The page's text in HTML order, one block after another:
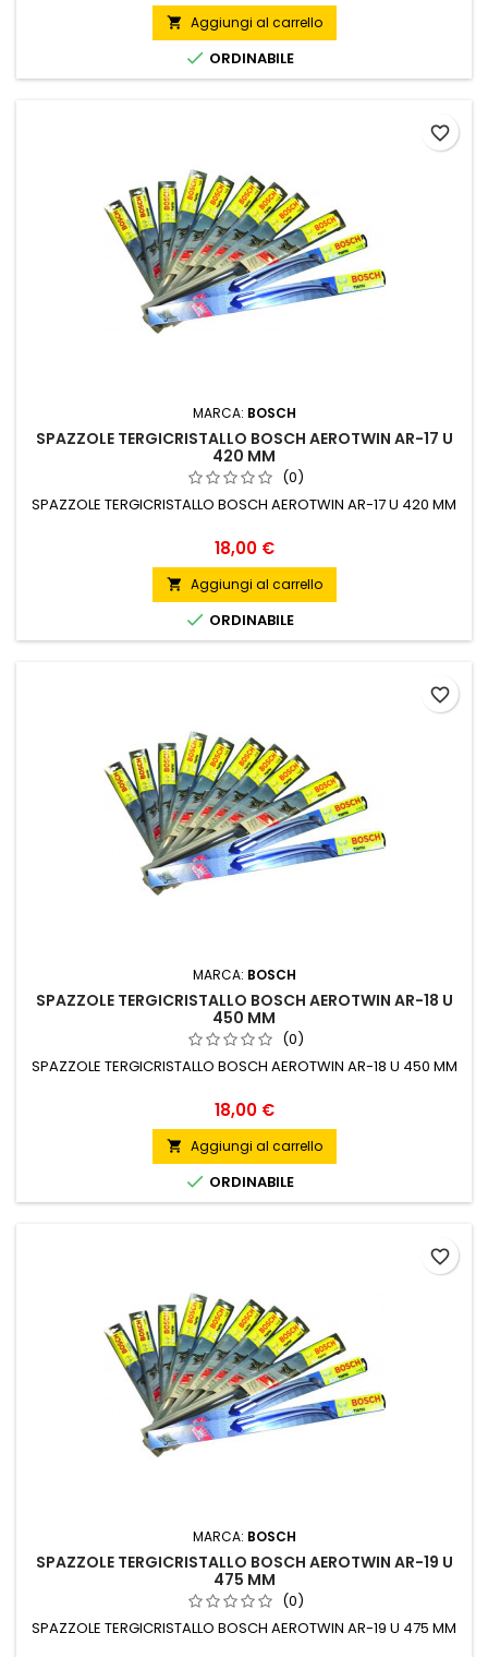
 Aggiungi al carrello
 ORDINABILE
MARCA: BOSCH
SPAZZOLE TERGICRISTALLO BOSCH AEROTWIN AR-17 U
420 MM
(0)
SPAZZOLE TERGICRISTALLO BOSCH AEROTWIN AR-17 U 420 MM
Prezzo
18,00 €
 Aggiungi al carrello
 ORDINABILE
favorite_border
MARCA: BOSCH
SPAZZOLE TERGICRISTALLO BOSCH AEROTWIN AR-18 U
450 MM
(0)
SPAZZOLE TERGICRISTALLO BOSCH AEROTWIN AR-18 U 450 MM
Prezzo
18,00 €
 Aggiungi al carrello
 ORDINABILE
favorite_border
MARCA: BOSCH
SPAZZOLE TERGICRISTALLO BOSCH AEROTWIN AR-19 U
475 MM
(0)
SPAZZOLE TERGICRISTALLO BOSCH AEROTWIN AR-19 U 475 MM
favorite_border